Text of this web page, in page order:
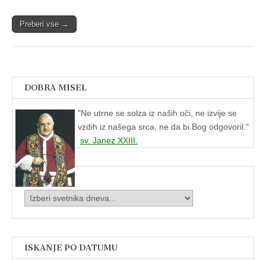
Preberi vse →
DOBRA MISEL
"Ne utrne se solza iz naših oči, ne izvije se
vzdih iz našega srca, ne da bi Bog odgovoril."
sv. Janez XXIII.
ISKANJE PO DATUMU